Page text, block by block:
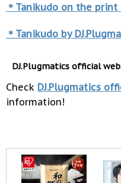
＊Tanikudo on the print
＊Tanikudo by
DJ.Plugmatics official
Check DJ.Plugmatics
information!